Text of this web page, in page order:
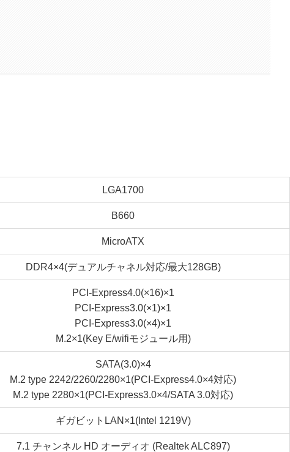
LGA1700
B660
MicroATX
DDR4×4(デュアルチャネル対応/最大128GB)
PCI-Express4.0(×16)×1
PCI-Express3.0(×1)×1
PCI-Express3.0(×4)×1
M.2×1(Key E/wifiモジュール用)
SATA(3.0)×4
M.2 type 2242/2260/2280×1(PCI-Express4.0×4対応)
M.2 type 2280×1(PCI-Express3.0×4/SATA 3.0対応)
ギガビットLAN×1(Intel 1219V)
7.1 チャンネル HD オーディオ (Realtek ALC897)